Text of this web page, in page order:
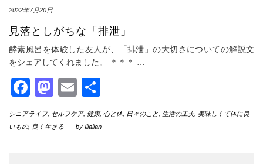
2022年7月20日
見落としがちな「排泄」
酵素風呂を体験した友人が、「排泄」の大切さについての解説文
をシェアしてくれました。 ＊＊＊ …
Facebook
Mastodon
Email
有
シニアライフ, セルフケア, 健康, 心と体, 日々のこと, 生活の工夫, 美味しくて体に良
いもの, 良く生きる - by Illallan